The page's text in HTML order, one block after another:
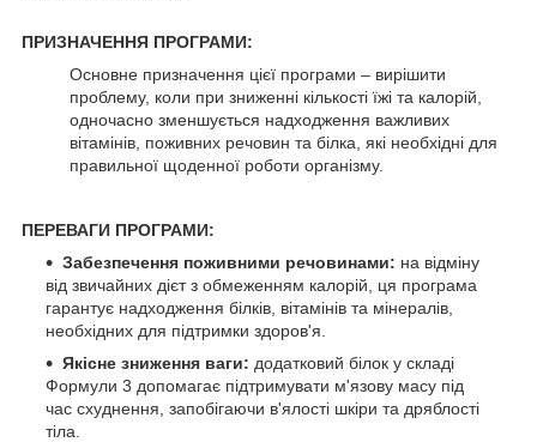
ПРИЗНАЧЕННЯ ПРОГРАМИ:
Основне призначення цієї програми – вирішити
проблему, коли при зниженні кількості їжі та калорій,
одночасно зменшується надходження важливих
вітамінів, поживних речовин та білка, які необхідні для
правильної щоденної роботи організму.
ПЕРЕВАГИ ПРОГРАМИ:
Забезпечення поживними речовинами: на відміну
від звичайних дієт з обмеженням калорій, ця програма
гарантує надходження білків, вітамінів та мінералів,
необхідних для підтримки здоров'я.
Якісне зниження ваги: додатковий білок у складі
Формули 3 допомагає підтримувати м'язову масу під
час схуднення, запобігаючи в'ялості шкіри та дряблості
тіла.